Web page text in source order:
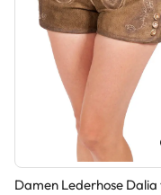
Damen Lederhose Dalia